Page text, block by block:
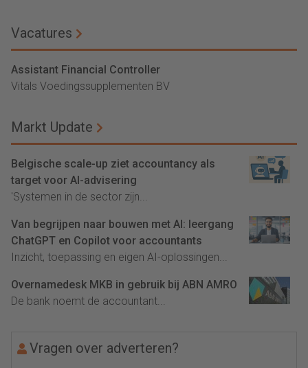
Vacatures
Assistant Financial Controller
Vitals Voedingssupplementen BV
Markt Update
Belgische scale-up ziet accountancy als
target voor AI-advisering
'Systemen in de sector zijn...
Van begrijpen naar bouwen met AI: leergang
ChatGPT en Copilot voor accountants
Inzicht, toepassing en eigen AI-oplossingen...
Overnamedesk MKB in gebruik bij ABN AMRO
De bank noemt de accountant...
Vragen over adverteren?